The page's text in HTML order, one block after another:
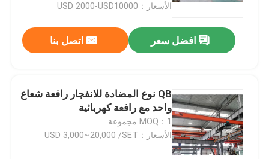
الأسعار：USD 2000-USD10000
افضل سعر اتصل بنا
QB نوع المضادة للانفجار رافعة شعاع
واحد مع رافعة كهربائية
MOQ：1 مجموعة
الأسعار：USD 3,000~20,000 /SET